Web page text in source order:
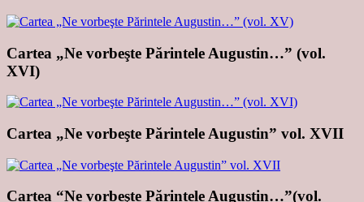
Cartea „Ne vorbeşte Părintele Augustin…” (vol.
XVI)
Cartea „Ne vorbeşte Părintele Augustin” vol. XVII
Cartea “Ne vorbeşte Părintele Augustin…”(vol.